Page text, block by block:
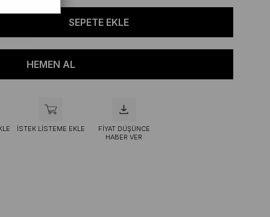
İSTEK LISTEME EKLE
FIYAT DÜŞÜNCE
HABER VER